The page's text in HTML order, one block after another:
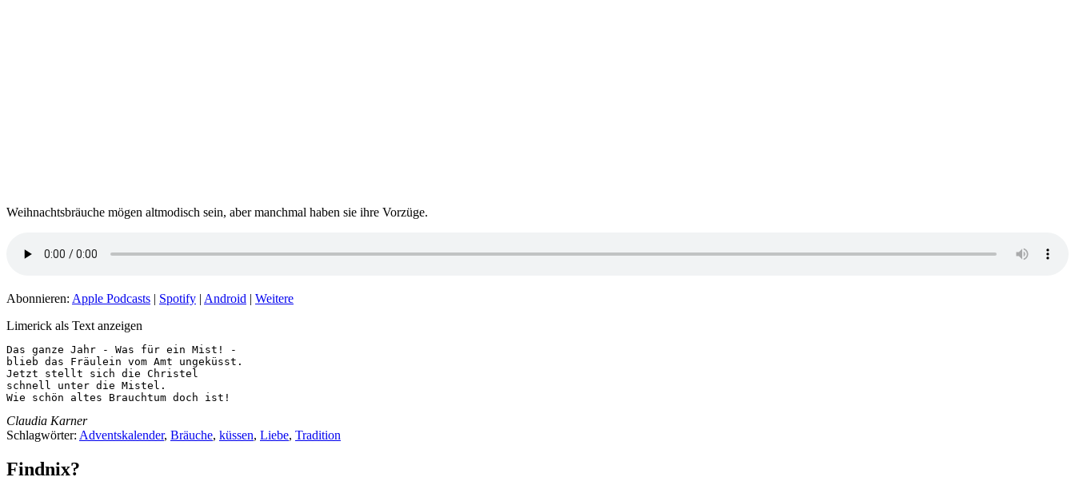
Weihnachtsbräuche mögen altmodisch sein, aber manchmal haben sie ihre Vorzüge.
Abonnieren: Apple Podcasts | Spotify | Android | Weitere
Limerick als Text anzeigen
Das ganze Jahr - Was für ein Mist! -
blieb das Fräulein vom Amt ungeküsst.
Jetzt stellt sich die Christel
schnell unter die Mistel.
Wie schön altes Brauchtum doch ist!
Claudia Karner
Schlagwörter: Adventskalender, Bräuche, küssen, Liebe, Tradition
Findnix?